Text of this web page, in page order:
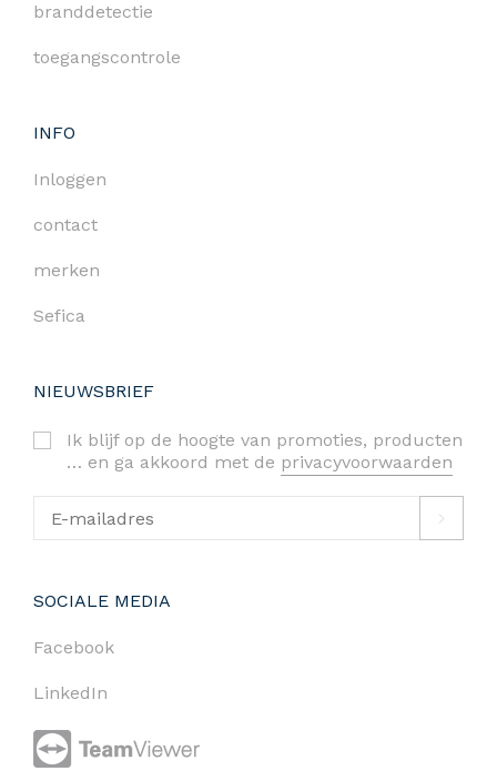
branddetectie
toegangscontrole
INFO
Inloggen
contact
merken
Sefica
NIEUWSBRIEF
Ik blijf op de hoogte van promoties, producten
… en ga akkoord met de privacyvoorwaarden
SOCIALE MEDIA
Facebook
LinkedIn